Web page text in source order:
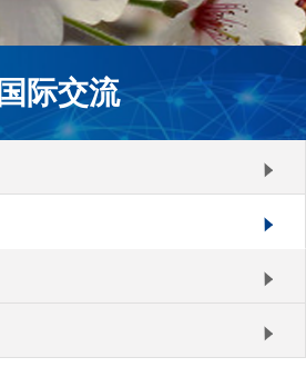
国际交流